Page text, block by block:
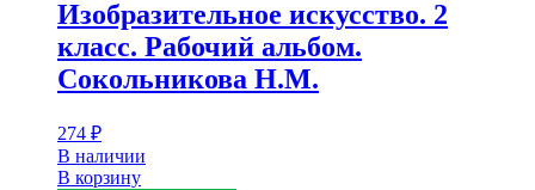
Изобразительное искусство. 2
класс. Рабочий альбом.
Сокольникова Н.М.
274 ₽
В наличии
В корзину